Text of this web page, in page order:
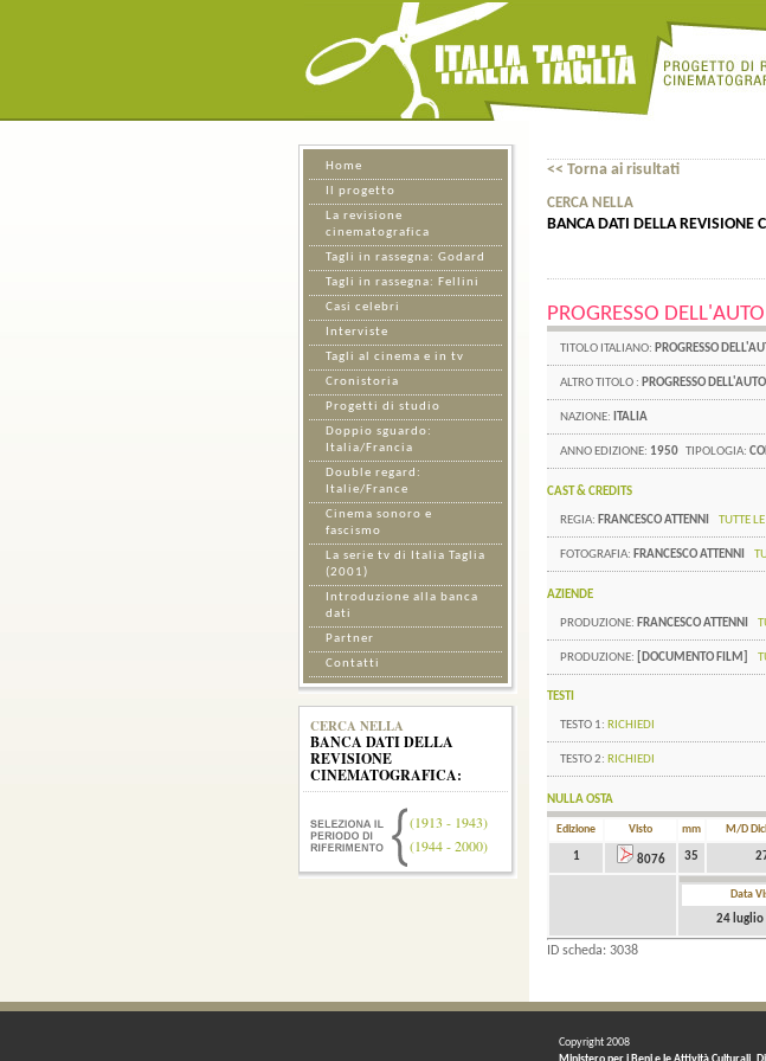
<< Torna ai risultati
CERCA NELLA
BANCA DATI DELLA REVISIONE
PROGRESSO DELL'AUTO
TITOLO ITALIANO: PROGRESSO
ALTRO TITOLO : PROGRESSO
NAZIONE: ITALIA
ANNO EDIZIONE: 1950 TIPOLOGIA:
CAST & CREDITS
REGIA: FRANCESCO ATTENNI TUTTE
FOTOGRAFIA: FRANCESCO ATTENNI
AZIENDE
PRODUZIONE: FRANCESCO ATTENNI
PRODUZIONE: [DOCUMENTO FILM]
TESTI
TESTO 1: RICHIEDI
TESTO 2: RICHIEDI
NULLA OSTA
Edizione Visto mm M/D
1 8076 35
Data
24 luglio
ID scheda: 3038
Home
Il progetto
La revisione
cinematografica
Tagli in rassegna: Godard
Tagli in rassegna: Fellini
Casi celebri
Interviste
Tagli al cinema e in tv
Cronistoria
Progetti di studio
Doppio sguardo:
Italia/Francia
Double regard:
Italie/France
Cinema sonoro e
fascismo
La serie tv di Italia Taglia
(2001)
Introduzione alla banca
dati
Partner
Contatti
CERCA NELLA
BANCA DATI DELLA
REVISIONE
CINEMATOGRAFICA:
(1913 - 1943)
(1944 - 2000)
Copyright 2008